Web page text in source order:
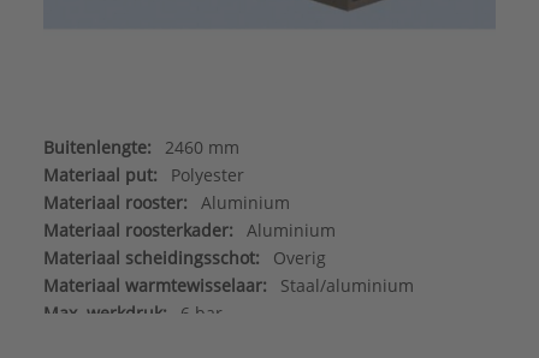
Buitenlengte:
2460 mm
Materiaal put:
Polyester
Materiaal rooster:
Aluminium
Materiaal roosterkader:
Aluminium
Materiaal scheidingsschot:
Overig
Materiaal warmtewisselaar:
Staal/aluminium
Max. werkdruk:
6 bar